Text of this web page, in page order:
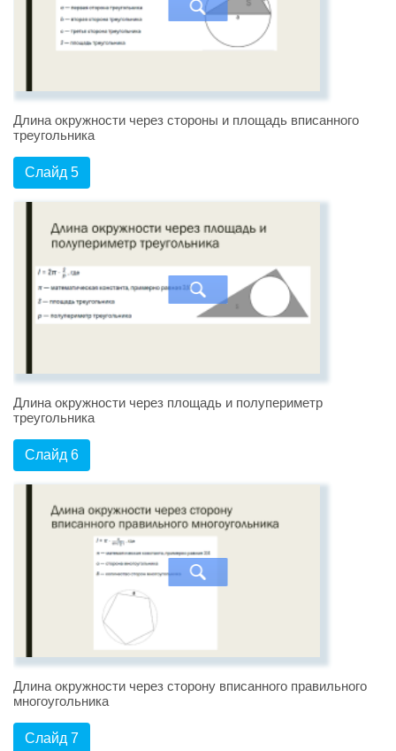
Длина окружности через стороны и площадь вписанного
треугольника
Слайд 5
Длина окружности через площадь и полупериметр
треугольника
Слайд 6
Длина окружности через сторону вписанного правильного
многоугольника
Слайд 7